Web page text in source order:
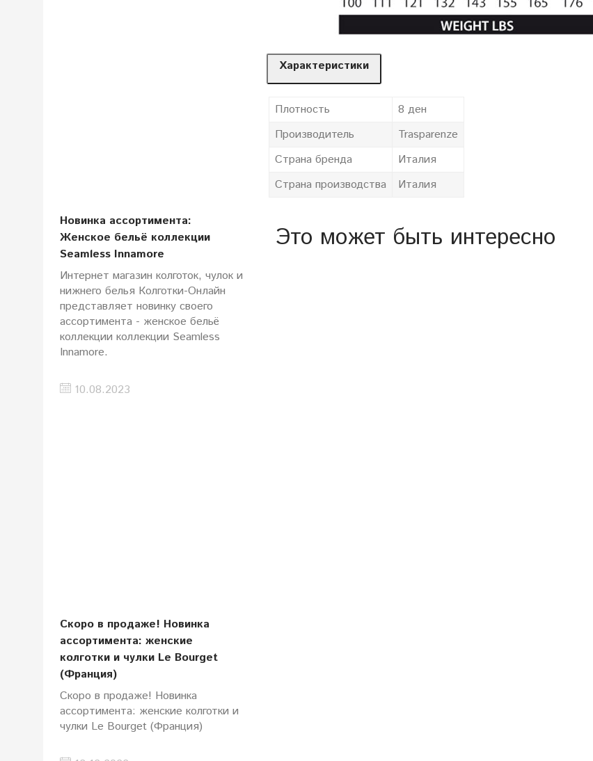
Характеристики
Плотность
8 ден
Производитель
Trasparenze
Страна бренда
Италия
Страна производства
Италия
Это может быть интересно
Новинка ассортимента:
Женское бельё коллекции
Seamless Innamore
Интернет магазин колготок, чулок и
нижнего белья Колготки-Онлайн
представляет новинку своего
ассортимента - женское бельё
коллекции коллекции Seamless
Innamore.
10.08.2023
Скоро в продаже! Новинка
ассортимента: женские
колготки и чулки Le Bourget
(Франция)
Скоро в продаже! Новинка
ассортимента: женские колготки и
чулки Le Bourget (Франция)